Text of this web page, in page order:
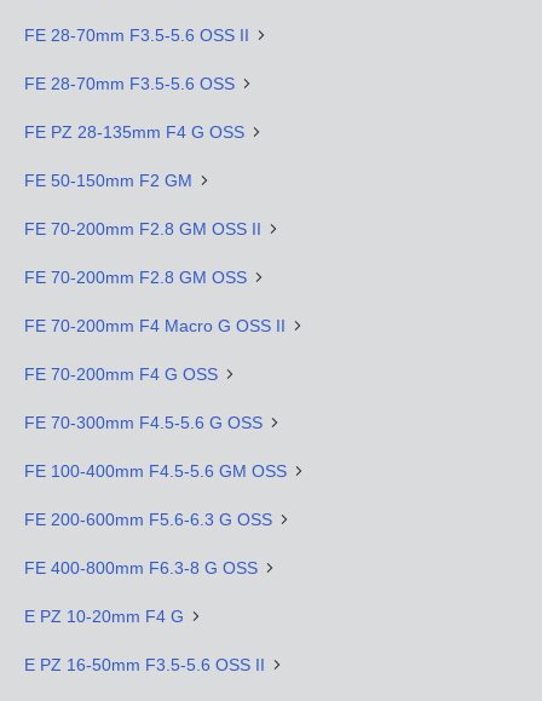
FE 28-70mm F3.5-5.6 OSS II
FE 28-70mm F3.5-5.6 OSS
FE PZ 28-135mm F4 G OSS
FE 50-150mm F2 GM
FE 70-200mm F2.8 GM OSS II
FE 70-200mm F2.8 GM OSS
FE 70-200mm F4 Macro G OSS II
FE 70-200mm F4 G OSS
FE 70-300mm F4.5-5.6 G OSS
FE 100-400mm F4.5-5.6 GM OSS
FE 200-600mm F5.6-6.3 G OSS
FE 400-800mm F6.3-8 G OSS
E PZ 10-20mm F4 G
E PZ 16-50mm F3.5-5.6 OSS II